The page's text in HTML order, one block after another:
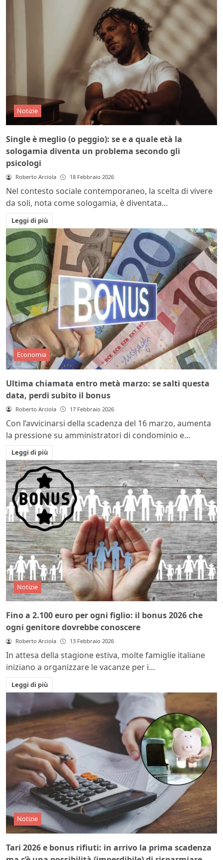
Notizie
Single è meglio (o peggio): se e a quale età la
sologamia diventa un problema secondo gli
psicologi
Roberto Arciola 18 Febbraio 2026
Nel contesto sociale contemporaneo, la scelta di vivere
da soli, nota come sologamia, è diventata...
Leggi di più
Economia
Ultima chiamata entro metà marzo: se salti questa
data, perdi subito il bonus
Roberto Arciola 17 Febbraio 2026
Con l’avvicinarsi della scadenza del 16 marzo, aumenta
la pressione su amministratori di condominio e...
Leggi di più
Notizie
Fino a 2.100 euro per ogni figlio: il bonus 2026 che
ogni genitore dovrebbe conoscere
Roberto Arciola 13 Febbraio 2026
In attesa della stagione estiva, molte famiglie italiane
iniziano a organizzare le vacanze per i...
Leggi di più
Notizie
Tari 2026 e bonus rifiuti: in arrivo la prima scadenza